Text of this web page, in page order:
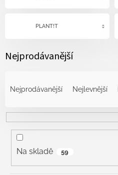
PLANT!T
Nejprodávanější
e
n
Nejprodávanější Nejlevnější
Na skladě 59